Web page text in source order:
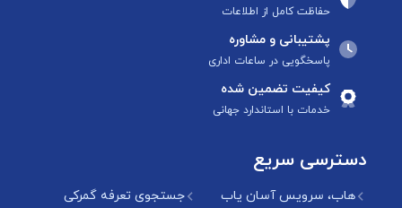
حفاظت کامل از اطلاعات
پشتیبانی و مشاوره
پاسخگویی در ساعات اداری
کیفیت تضمین شده
خدمات با استاندارد جهانی
دسترسی سریع
هاب، سرویس آسان یاب جستجوی تعرفه گمرکی